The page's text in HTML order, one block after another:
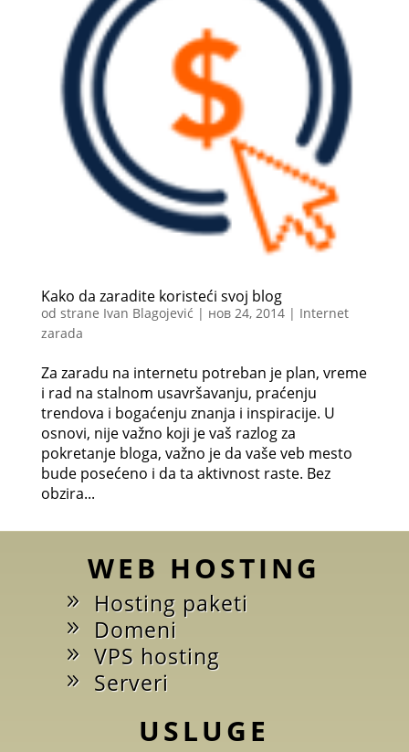
Kako da zaradite koristeći svoj blog
od strane Ivan Blagojević | нов 24, 2014| Internet
zarada
Za zaradu na internetu potreban je plan, vreme
i rad na stalnom usavršavanju, praćenju
trendova i bogaćenju znanja i inspiracije. U
osnovi, nije važno koji je vaš razlog za
pokretanje bloga, važno je da vaše veb mesto
bude posećeno i da ta aktivnost raste. Bez
obzira...
WEB HOSTING
Hosting paketi
Domeni
VPS hosting
Serveri
USLUGE